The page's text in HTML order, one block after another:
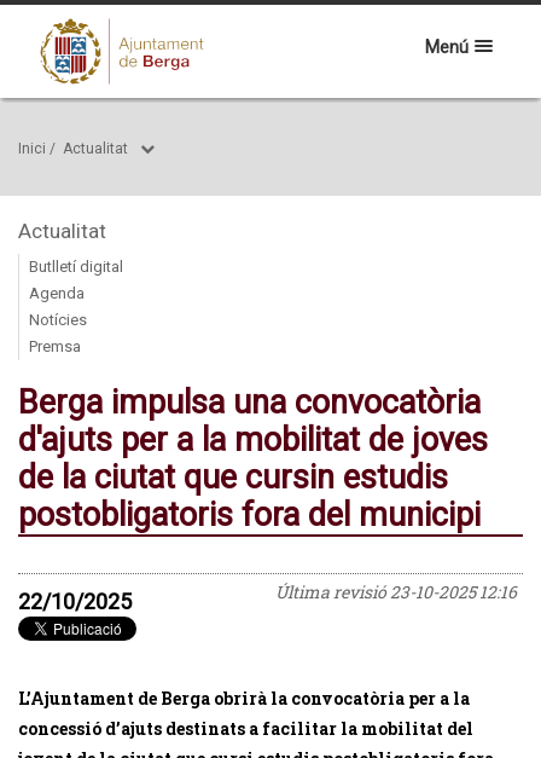
Menú
Inici / Actualitat
Actualitat
Butlletí digital
Agenda
Notícies
Premsa
Berga impulsa una convocatòria
d'ajuts per a la mobilitat de joves
de la ciutat que cursin estudis
postobligatoris fora del municipi
Última revisió23-10-2025 12:16
22/10/2025
L’Ajuntament de Berga obrirà la convocatòria per a la
concessió d’ajuts destinats a facilitar la mobilitat del